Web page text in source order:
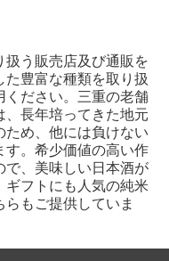
扱う販売店及び通販を
豊富な種類を取り扱
ください。三重の老舗
、長年培ってきた地元
め、他には負けない
す。希少価値の高い作
で、美味しい日本酒が
フトにも人気の純米
もご提供していま